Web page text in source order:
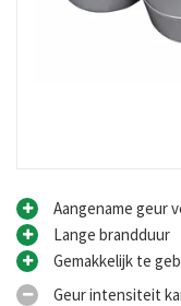
Aangename geur
Lange brandduur
Gemakkelijk te
Geur intensiteit